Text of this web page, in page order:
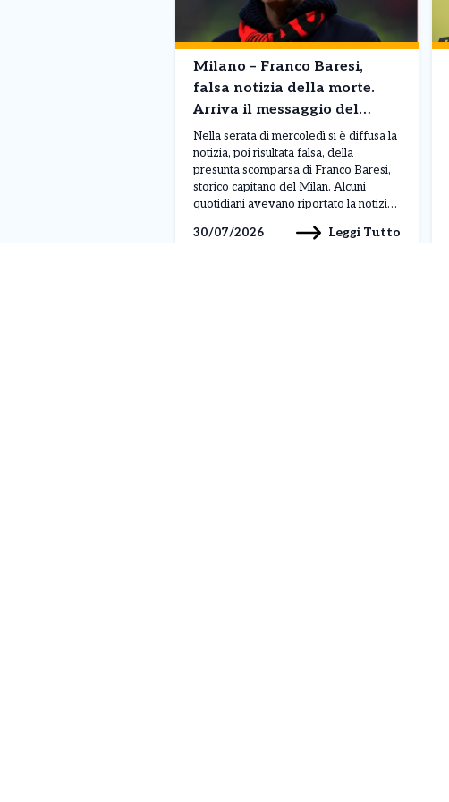
Milano – Franco Baresi,
falsa notizia della morte.
Arriva il messaggio del
Milan “E’ in un momento
delicato”
Nella serata di mercoledì si è diffusa la
notizia, poi risultata falsa, della
presunta scomparsa di Franco Baresi,
storico capitano del Milan. Alcuni
quotidiani avevano riportato la notizia,
appassionati, ma il club rossonero è
30/07/2026 Leggi Tutto